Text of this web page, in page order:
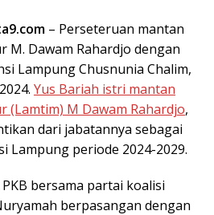
– Perseteruan mantan
M. Dawam Rahardjo dengan
Lampung Chusnunia Chalim,
Yus Bariah istri mantan
(Lamtim) M Dawam Rahardjo,
dari jabatannya sebagai
Lampung periode 2024-2029.
bersama partai koalisi
berpasangan dengan